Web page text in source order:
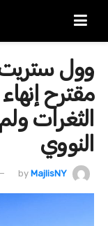
وول ستريت
مقترح
الثغرات
النووي
by MajlisNY